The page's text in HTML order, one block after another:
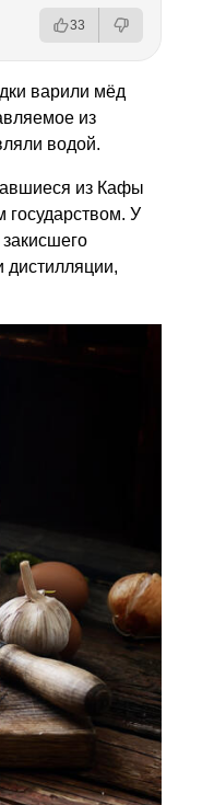
33
варили мёд
из
водой.
из Кафы
У
дистилляции,